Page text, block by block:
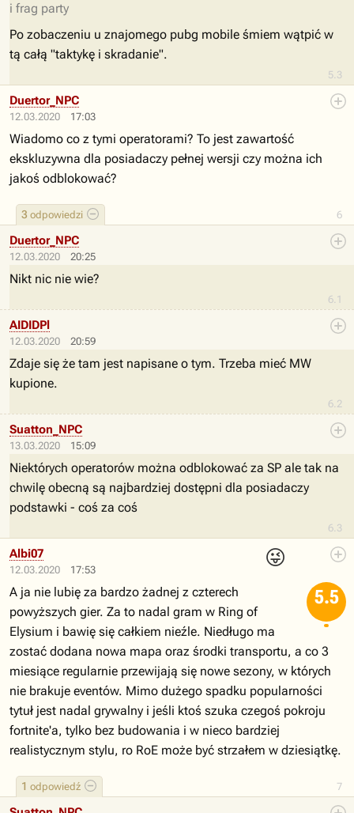
5.3
i frag party
Po zobaczeniu u znajomego pubg mobile śmiem wątpić w
tą całą "taktykę i skradanie".
12.03.2020 17:03
6
3 odpowiedzi
Duertor_NPC
Wiadomo co z tymi operatorami? To jest zawartość
ekskluzywna dla posiadaczy pełnej wersji czy można ich
jakoś odblokować?
12.03.2020 20:25
6.1
Duertor_NPC
Nikt nic nie wie?
12.03.2020 20:59
6.2
AIDIDPl
Zdaje się że tam jest napisane o tym. Trzeba mieć MW
kupione.
13.03.2020 15:09
6.3
Suatton_NPC
Niektórych operatorów można odblokować za SP ale tak na
chwilę obecną są najbardziej dostępni dla posiadaczy
podstawki - coś za coś
12.03.2020 17:53
😜
7
1 odpowiedź
Albi07
5.5
A ja nie lubię za bardzo żadnej z czterech
powyższych gier. Za to nadal gram w Ring of
Elysium i bawię się całkiem nieźle. Niedługo ma
zostać dodana nowa mapa oraz środki transportu, a co 3
miesiące regularnie przewijają się nowe sezony, w których
nie brakuje eventów. Mimo dużego spadku popularności
tytuł jest nadal grywalny i jeśli ktoś szuka czegoś pokroju
fortnite'a, tylko bez budowania i w nieco bardziej
realistycznym stylu, ro RoE może być strzałem w dziesiątkę.